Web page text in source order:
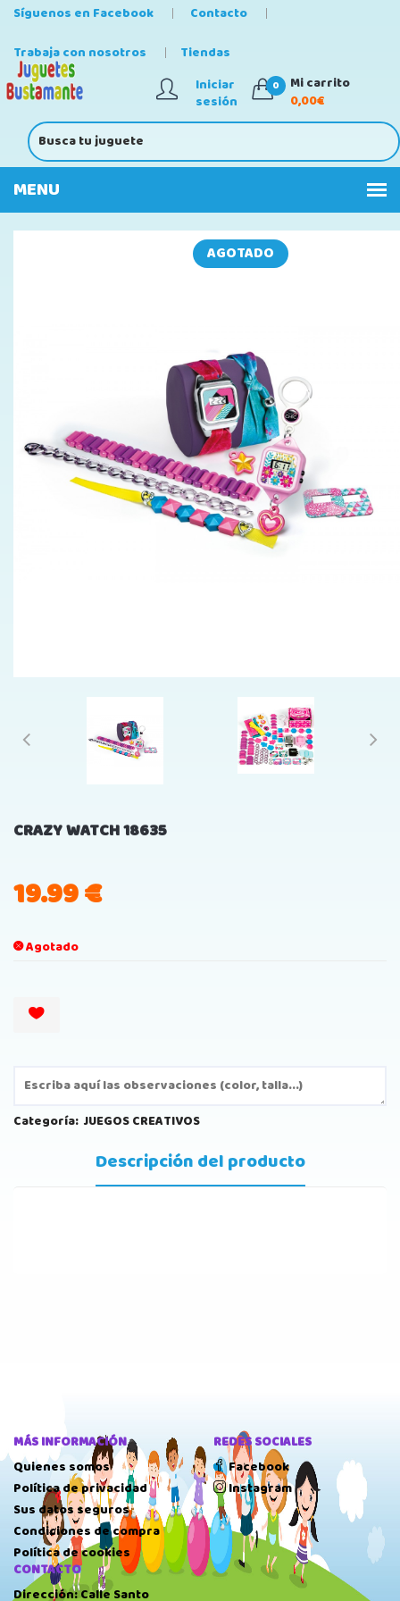
Síguenos en Facebook
Contacto
Trabaja con nosotros
Tiendas
Iniciar
sesión
0
Mi carrito
0,00€
AGOTADO
CRAZY WATCH 18635
19.99€
Agotado
Categoría: JUEGOS CREATIVOS
Descripción del producto
MÁS INFORMACIÓN
Quienes somos
Política de privacidad
Sus datos seguros
Condiciones de compra
Política de cookies
REDES SOCIALES
Facebook
Instagram
CONTACTO
Dirección: Calle Santo